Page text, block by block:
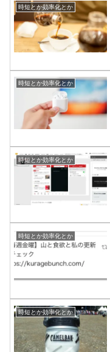
時短とか効率化とか
時短とか効率化とか
時短とか効率化とか
時短とか効率化とか
時短とか効率化とか